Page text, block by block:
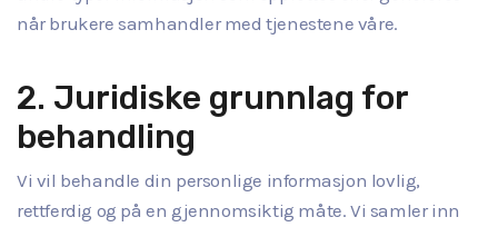
når brukere samhandler med tjenestene våre.
2. Juridiske grunnlag for
behandling
Vi vil behandle din personlige informasjon lovlig,
rettferdig og på en gjennomsiktig måte. Vi samler inn